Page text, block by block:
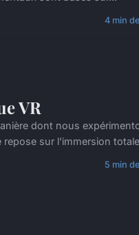
4 min
VR
dont nous
sur l'immersion
5 min